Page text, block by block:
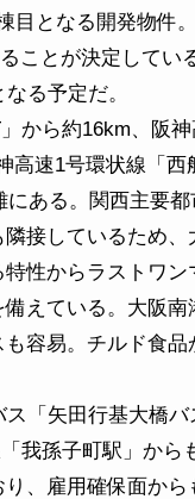
目となる開発物件
ことが決定してい
る予定だ。
から約16km、阪神
高速1号環状線「西
ある。関西主要
接しているため、
性からラストワン
えている。大阪南
容易。チルド食品
「矢田行基大橋バ
我孫子町駅」から
、雇用確保面から